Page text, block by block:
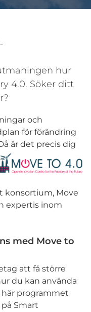
hur
4.0. Söker ditt
och
för förändring
är det precis dig
konsortium, Move
expertis inom
med Move to
att få större
du kan använda
programmet
Smart